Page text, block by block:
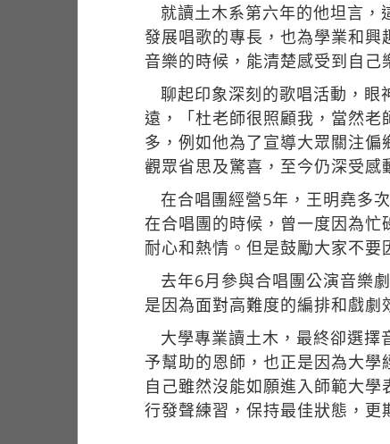
就讀土木系第六年的他坦言
發展唱歌的專長，也為學業和
音樂的時候，能清楚感受到自己
聊起印象深刻的歌唱活動，眼
遠，「杜老師很照顧我，當然
多，例如他為了宣導大眾關注
觀眾省思及驚喜，至今仍深受感
在合唱團經營5年，王明堯多
在合唱團的時候，曾一度因為
耐心和熱情。但是鼓勵大家不要
去年6月參與合唱團公演音樂
是因為面對高難度的編排和戲
大學專業讀土木，最終卻選
予幫助的恩師，也正是因為大
自己雖然沒能如願進入師範大
行發聲練習，保持最佳狀態，更